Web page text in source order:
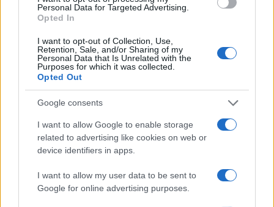
Personal Data for Targeted Advertising.
Opted In
I want to opt-out of Collection, Use,
Retention, Sale, and/or Sharing of my
Personal Data that Is Unrelated with the
Purposes for which it was collected.
Opted Out
Google consents
I want to allow Google to enable storage
related to advertising like cookies on web or
device identifiers in apps.
I want to allow my user data to be sent to
Google for online advertising purposes.
8 Luglio 2026, 13:38 13:38
una sceneggiata che leo poteva risparmiarsi,nemmeno fosse
Lampedusa una nuova Lourdes dove andare in
pellegrinaggio.E poi,che orrendo “monumento”,anche se,in
quanto “Porta d’Europa”riflette a pieno lo stato del
continente,povero di cultura,intelligenza e senso del
Rispondi
Carica altri commenti